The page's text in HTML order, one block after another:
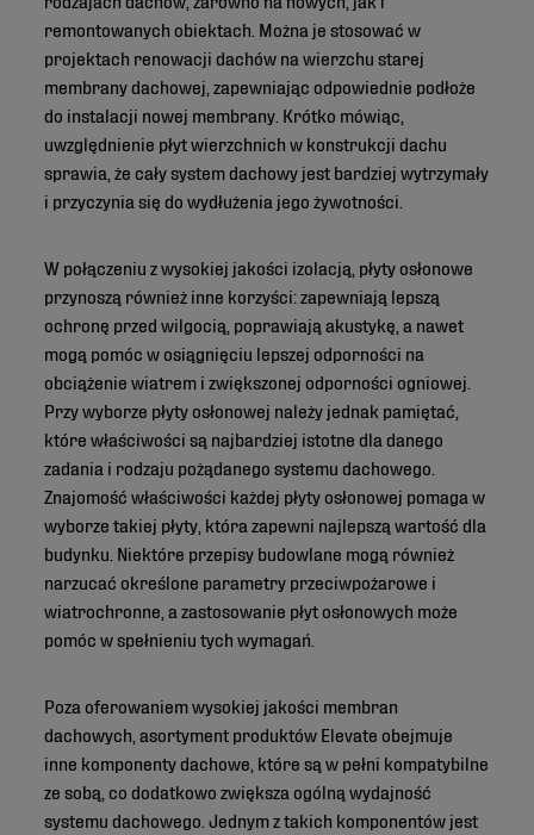
remontowanych obiektach. Można je stosować w
projektach renowacji dachów na wierzchu starej
membrany dachowej, zapewniając odpowiednie podłoże
do instalacji nowej membrany. Krótko mówiąc,
uwzględnienie płyt wierzchnich w konstrukcji dachu
sprawia, że cały system dachowy jest bardziej wytrzymały
i przyczynia się do wydłużenia jego żywotności.
W połączeniu z wysokiej jakości izolacją, płyty osłonowe
przynoszą również inne korzyści: zapewniają lepszą
ochronę przed wilgocią, poprawiają akustykę, a nawet
mogą pomóc w osiągnięciu lepszej odporności na
obciążenie wiatrem i zwiększonej odporności ogniowej.
Przy wyborze płyty osłonowej należy jednak pamiętać,
które właściwości są najbardziej istotne dla danego
zadania i rodzaju pożądanego systemu dachowego.
Znajomość właściwości każdej płyty osłonowej pomaga w
wyborze takiej płyty, która zapewni najlepszą wartość dla
budynku. Niektóre przepisy budowlane mogą również
narzucać określone parametry przeciwpożarowe i
wiatrochronne, a zastosowanie płyt osłonowych może
pomóc w spełnieniu tych wymagań.
Poza oferowaniem wysokiej jakości membran
dachowych, asortyment produktów Elevate obejmuje
inne komponenty dachowe, które są w pełni kompatybilne
ze sobą, co dodatkowo zwiększa ogólną wydajność
systemu dachowego. Jednym z takich komponentów jest